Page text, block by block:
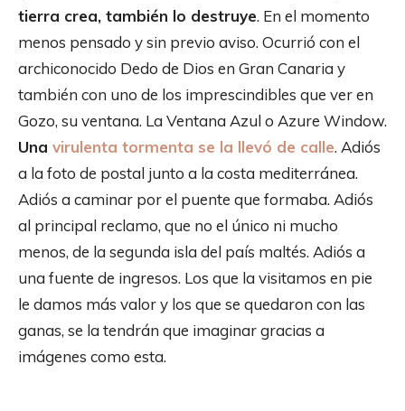
tierra crea, también lo destruye. En el momento
menos pensado y sin previo aviso. Ocurrió con el
archiconocido Dedo de Dios en Gran Canaria y
también con uno de los imprescindibles que ver en
Gozo, su ventana. La Ventana Azul o Azure Window.
Una virulenta tormenta se la llevó de calle. Adiós
a la foto de postal junto a la costa mediterránea.
Adiós a caminar por el puente que formaba. Adiós
al principal reclamo, que no el único ni mucho
menos, de la segunda isla del país maltés. Adiós a
una fuente de ingresos. Los que la visitamos en pie
le damos más valor y los que se quedaron con las
ganas, se la tendrán que imaginar gracias a
imágenes como esta.